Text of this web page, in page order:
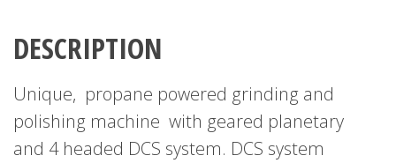
DESCRIPTION
Unique, propane powered grinding and
polishing machine with geared planetary
and 4 headed DCS system. DCS system